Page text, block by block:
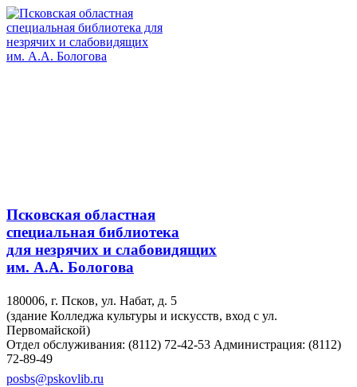
Псковская областная
специальная библиотека
для незрячих и слабовидящих
им. А.А. Бологова
180006, г. Псков, ул. Набат, д. 5
(здание Колледжа культуры и искусств, вход с ул.
Первомайской)
Отдел обслуживания: (8112) 72-42-53 Администрация: (8112)
72-89-49
posbs@pskovlib.ru